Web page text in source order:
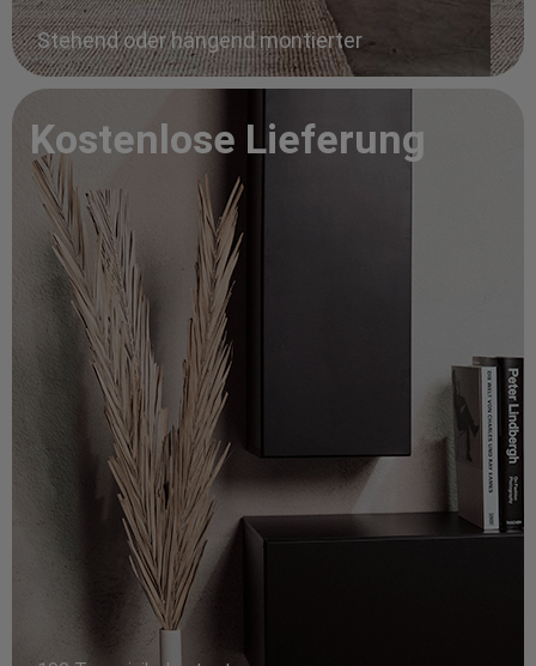
Stehend oder hängend montierter
Kostenlose Lieferung